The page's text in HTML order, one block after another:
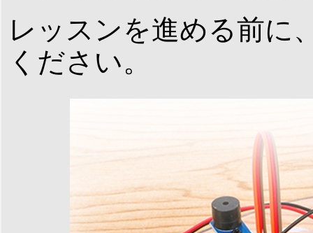
レッスンを進める前に
ください。